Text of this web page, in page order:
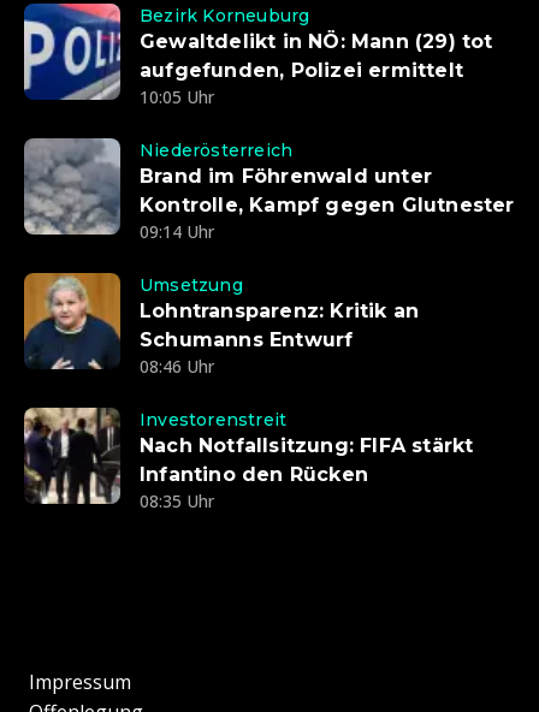
Bezirk Korneuburg
Gewaltdelikt in NÖ: Mann (29) tot
aufgefunden, Polizei ermittelt
10:05 Uhr
Niederösterreich
Brand im Föhrenwald unter
Kontrolle, Kampf gegen Glutnester
09:14 Uhr
Umsetzung
Lohntransparenz: Kritik an
Schumanns Entwurf
08:46 Uhr
Investorenstreit
Nach Notfallsitzung: FIFA stärkt
Infantino den Rücken
08:35 Uhr
Impressum